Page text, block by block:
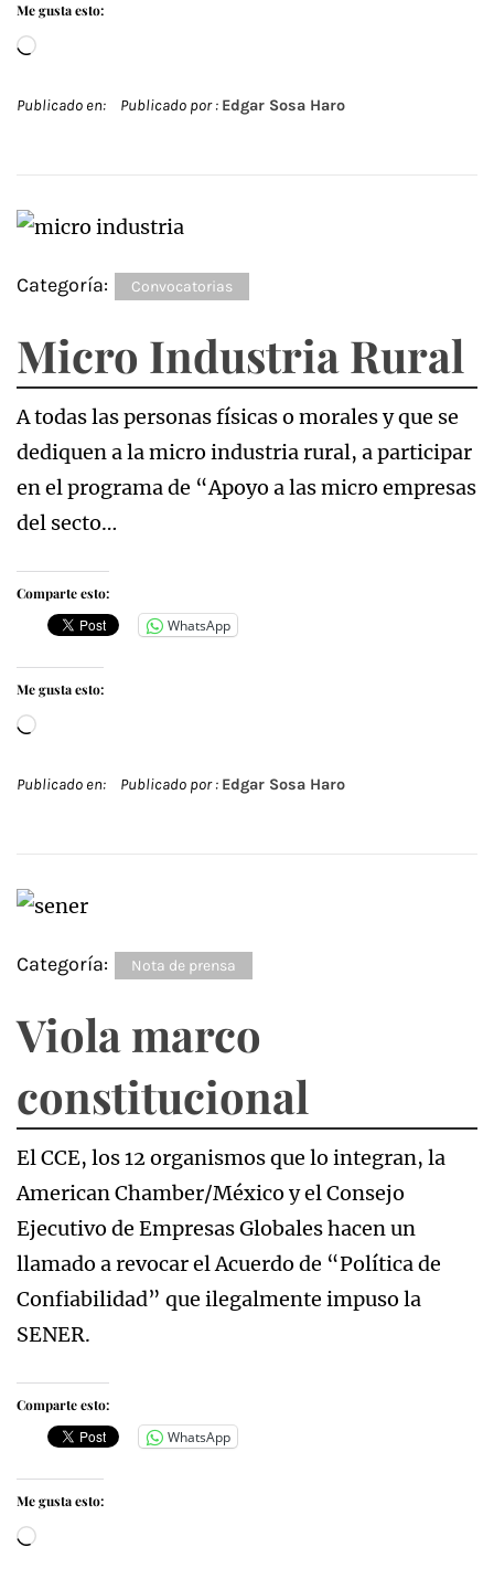
Me gusta esto:
Cargando...
Publicado en: Publicado por : Edgar Sosa Haro
Categoría: Convocatorias
Micro Industria Rural
A todas las personas físicas o morales y que se
dediquen a la micro industria rural, a participar
en el programa de “Apoyo a las micro empresas
del secto…
Comparte esto:
WhatsApp
Me gusta esto:
Cargando...
Publicado en: Publicado por : Edgar Sosa Haro
Categoría: Nota de prensa
Viola marco
constitucional
El CCE, los 12 organismos que lo integran, la
American Chamber/México y el Consejo
Ejecutivo de Empresas Globales hacen un
llamado a revocar el Acuerdo de “Política de
Confiabilidad” que ilegalmente impuso la
SENER.
Comparte esto:
WhatsApp
Me gusta esto:
Cargando...